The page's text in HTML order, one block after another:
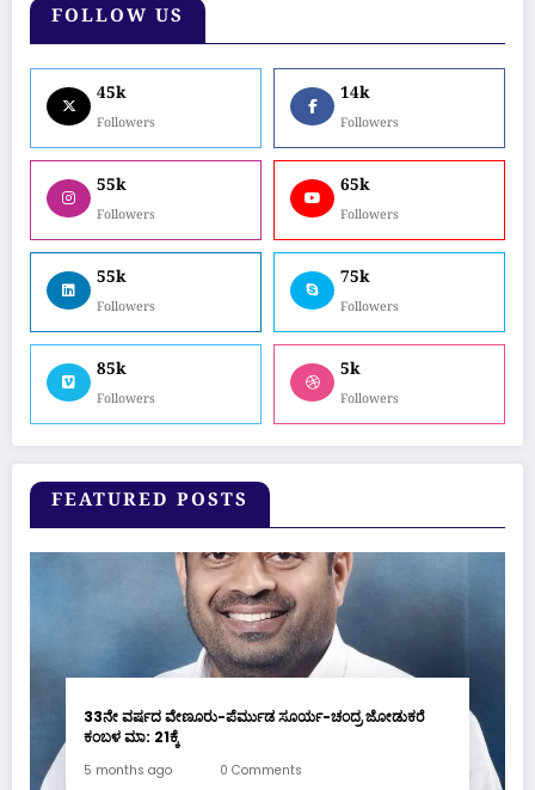
FOLLOW US
45k
Followers
14k
Followers
55k
Followers
65k
Followers
55k
Followers
75k
Followers
85k
Followers
5k
Followers
FEATURED POSTS
33ನೇ ವರ್ಷದ ವೇಣೂರು-ಪೆರ್ಮುಡ ಸೂರ್ಯ-ಚಂದ್ರ ಜೋಡುಕರೆ
ಕಂಬಳ ಮಾ: 21ಕ್ಕೆ
5 months ago 0 Comments